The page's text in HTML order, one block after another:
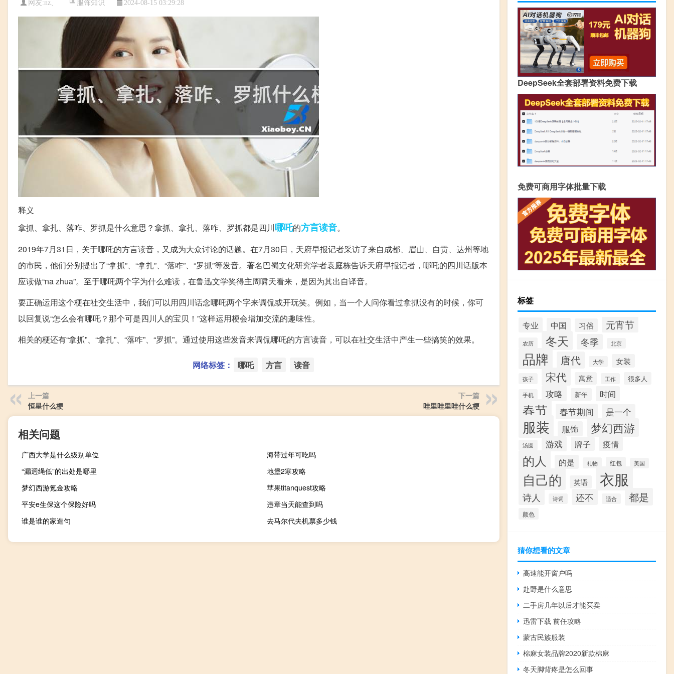
网友:nz、 2024-08-15 03:29:28
释义
拿抓、拿扎、落咋、罗抓是什么意思？拿抓、拿扎、落咋、罗抓都是四川哪吒的方言读音。
2019年7月31日，关于哪吒的方言读音，又成为大众讨论的话题。在7月30日，天府早报记者采访了来自成都、眉山、自贡、达州等地
的市民，他们分别提出了“拿抓”、“拿扎”、“落咋”、“罗抓”等发音。著名巴蜀文化研究学者袁庭栋告诉天府早报记者，哪吒的四川话版本
应读做“na zhua”。至于哪吒两个字为什么难读，在鲁迅文学奖得主周啸天看来，是因为其出自译音。
要正确运用这个梗在社交生活中，我们可以用四川话念哪吒两个字来调侃或开玩笑。例如，当一个人问你看过拿抓没有的时候，你可
以回复说“怎么会有哪吒？那个可是四川人的宝贝！”这样运用梗会增加交流的趣味性。
相关的梗还有“拿抓”、“拿扎”、“落咋”、“罗抓”。通过使用这些发音来调侃哪吒的方言读音，可以在社交生活中产生一些搞笑的效果。
网络标签： 哪吒 方言 读音
上一篇
恒星什么梗
下一篇
哇里哇里哇什么梗
相关问题
广西大学是什么级别单位
海带过年可吃吗
“漏迥绳低”的出处是哪里
地堡2寒攻略
梦幻西游氪金攻略
苹果titanquest攻略
平安e生保这个保险好吗
违章当天能查到吗
谁是谁的家造句
去马尔代夫机票多少钱
DeepSeek全套部署资料免费下载
免费可商用字体批量下载
标签
专业 中国 习俗 元宵节
农历 冬天 冬季 北京
品牌 唐代 大学 女装
孩子 宋代 寓意 工作 很多人
手机 攻略 新年 时间
春节 春节期间 是一个
服装 服饰 梦幻西游
汤圆 游戏 牌子 疫情
的人 的是 礼物 红包 美国
自己的 英语 衣服
诗人 诗词 还不 适合 都是
颜色
猜你想看的文章
高速能开窗户吗
赴野是什么意思
二手房几年以后才能买卖
迅雷下载 前任攻略
蒙古民族服装
棉麻女装品牌2020新款棉麻
冬天脚背疼是怎么回事